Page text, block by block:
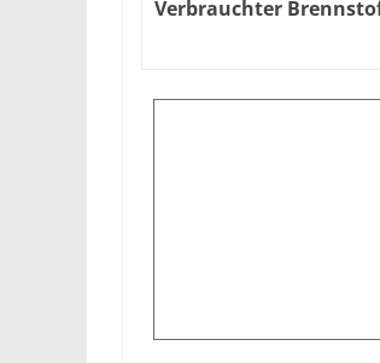
Verbrauchter